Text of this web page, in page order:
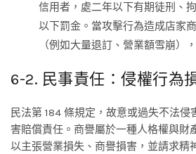
信用者，處二年以下有期徒刑、
以下罰金。當攻擊行為造成店家
（例如大量退訂、營業額雪崩）
6-2. 民事責任：侵權行為
民法第 184 條規定，故意或過失不法侵
害賠償責任。商譽屬於一種人格權與財
以主張營業損失、商譽損害，並請求精